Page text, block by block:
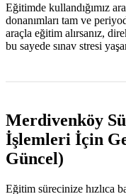
Eğitimde kullandığımız
donanımları tam ve
araçla eğitim alırsanız,
bu sayede sınav stresi
Merdivenköy
İşlemleri İçin
Güncel)
Eğitim sürecinize hızlıca